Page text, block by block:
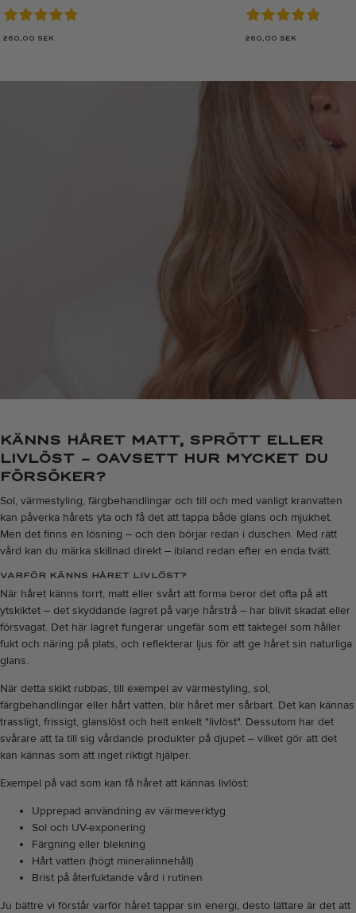
260,00 SEK 260,00 SEK
KÄNNS HÅRET MATT, SPRÖTT ELLER
LIVLÖST – OAVSETT HUR MYCKET DU
FÖRSÖKER?
Sol, värmestyling, färgbehandlingar och till och med vanligt kranvatten
kan påverka hårets yta och få det att tappa både glans och mjukhet.
Men det finns en lösning – och den börjar redan i duschen. Med rätt
vård kan du märka skillnad direkt – ibland redan efter en enda tvätt.
VARFÖR KÄNNS HÅRET LIVLÖST?
När håret känns torrt, matt eller svårt att forma beror det ofta på att
ytskiktet – det skyddande lagret på varje hårstrå – har blivit skadat eller
försvagat. Det här lagret fungerar ungefär som ett taktegel som håller
fukt och näring på plats, och reflekterar ljus för att ge håret sin naturliga
glans.
När detta skikt rubbas, till exempel av värmestyling, sol,
färgbehandlingar eller hårt vatten, blir håret mer sårbart. Det kan kännas
trassligt, frissigt, glanslöst och helt enkelt "livlöst". Dessutom har det
svårare att ta till sig vårdande produkter på djupet – vilket gör att det
kan kännas som att inget riktigt hjälper.
Exempel på vad som kan få håret att kännas livlöst:
Upprepad användning av värmeverktyg
Sol och UV-exponering
Färgning eller blekning
Hårt vatten (högt mineralinnehåll)
Brist på återfuktande vård i rutinen
Ju bättre vi förstår varför håret tappar sin energi, desto lättare är det att